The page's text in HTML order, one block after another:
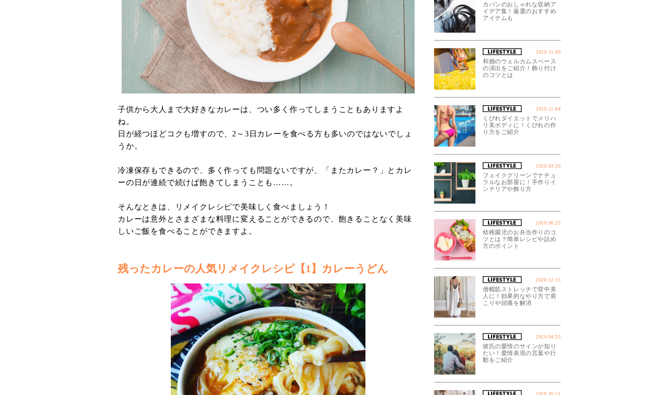
子供から大人まで大好きなカレーは、つい多く作ってしまうこともありますよ
ね。
日が経つほどコクも増すので、2～3日カレーを食べる方も多いのではないでしょ
うか。
冷凍保存もできるので、多く作っても問題ないですが、「またカレー？」とカレ
ーの日が連続で続けば飽きてしまうことも……。
そんなときは、リメイクレシピで美味しく食べましょう！
カレーは意外とさまざまな料理に変えることができるので、飽きることなく美味
しいご飯を食べることができますよ。
残ったカレーの人気リメイクレシピ【1】カレーうどん
カバンのおしゃれな収納ア
イデア集！厳選のおすすめ
アイテムも
2019.11.09
和婚のウェルカムスペース
の演出をご紹介！飾り付け
のコツとは
2019.11.04
くびれダイエットでメリハ
リ美ボディに！くびれの作
り方をご紹介
2020.03.20
フェイクグリーンでナチュ
ラルなお部屋に！手作りイ
ンテリアや飾り方
2019.06.25
幼稚園児のお弁当作りのコ
ツとは？簡単レシピや詰め
方のポイント
2020.12.15
僧帽筋ストレッチで背中美
人に！効果的なやり方で肩
こりや頭痛を解消
2019.04.23
彼氏の愛情のサインが知り
たい！愛情表現の言葉や行
動をご紹介
2018.10.11